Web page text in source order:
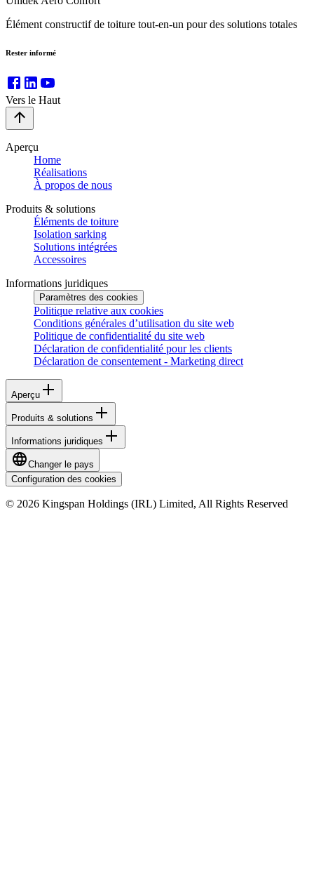
Élément constructif de toiture tout-en-un pour des solutions totales
Rester informé
Vers le Haut
Aperçu
Home
Réalisations
À propos de nous
Produits & solutions
Éléments de toiture
Isolation sarking
Solutions intégrées
Accessoires
Informations juridiques
Paramètres des cookies
Politique relative aux cookies
Conditions générales d’utilisation du site web
Politique de confidentialité du site web
Déclaration de confidentialité pour les clients
Déclaration de consentement - Marketing direct
Aperçu
Produits & solutions
Informations juridiques
Changer le pays
Configuration des cookies
© 2026 Kingspan Holdings (IRL) Limited, All Rights Reserved